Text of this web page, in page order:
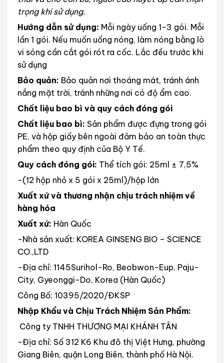
trọng khi sử dụng.
Hướng dẫn sử dụng: Mỗi ngày uống 1-3 gói. Mỗi
lần 1 gói. Nếu muốn uống nóng, làm nóng bằng lò
vi sóng cần cắt gói rót ra cốc. Lắc đều trước khi
sử dụng
Bảo quản: Bảo quản nơi thoáng mát, tránh ánh
nắng mặt trời, tránh những nơi có độ ẩm cao.
Chất liệu bao bì và quy cách đóng gói
Chất liệu bao bì: Sản phẩm được đựng trong gói
PE, và hộp giấy bên ngoài đảm bảo an toàn thực
phẩm theo quy định của Bộ Y Tế.
Quy cách đóng gói: Thể tích gói: 25ml ± 7,5%
-(12 hộp nhỏ x 5 gói x 25ml)/hộp lớn
Xuất xứ và thương nhận chịu trách nhiệm về
hàng hóa
Xuất xứ: Hàn Quốc
-Nhà sản xuất: KOREA GINSENG BIO – SCIENCE
CO.,LTD
-Địa chỉ: 1145Surihol-Ro, Beobwon-Eup, Paju-
City, Gyeonggi-Do, Korea (Hàn Quốc)
Công Bố: 10395/2020/ĐKSP
Nhập Khẩu và Chịu Trách Nhiệm Sản Phẩm:
Công ty TNHH THƯƠNG MẠI KHÁNH TÂN
-Địa chỉ: Số 312 K6 Khu đô thị Việt Hưng, phường
Giang Biên, quận Long Biên, thành phố Hà Nội.